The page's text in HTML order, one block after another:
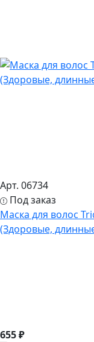
Арт. 06734
Под заказ
Маска для волос
(Здоровые,
655 ₽